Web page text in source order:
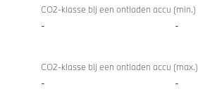
CO2-klasse bij een ontladen accu (min.)
- -
CO2-klasse bij een ontladen accu (max.)
- -